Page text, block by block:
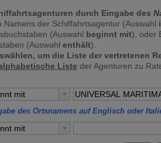
durch Eingabe des
Namens der Schiffahrtsagentur (Auswahl
(Auswahl beginnt mit), oder
(Auswahl enthält).
um die Liste der vertretenen
Liste der Agenturen zu
mit
des Ortsnamens auf Englisch oder
mit